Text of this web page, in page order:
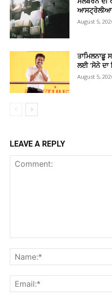
ਆਸਟ੍ਰੇਲੀਆ
August 5,
ਤਾਮਿਲਨਾਡੂ
ਲਈ ‘ਸੋਨੇ ਦਾ
August 5,
LEAVE A REPLY